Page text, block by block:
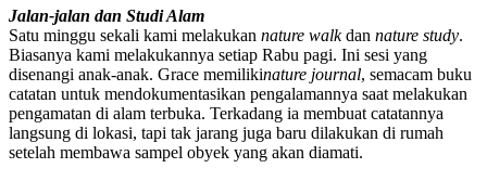
Jalan-jalan dan Studi Alam
Satu minggu sekali kami melakukan nature walkdan nature study.
Biasanya kami melakukannya setiap Rabu pagi. Ini sesi yang
disenangi anak-anak. Grace memilikinature journal, semacam buku
catatan untuk mendokumentasikan pengalamannya saat melakukan
pengamatan di alam terbuka. Terkadang ia membuat catatannya
langsung di lokasi, tapi tak jarang juga baru dilakukan di rumah
setelah membawa sampel obyek yang akan diamati.